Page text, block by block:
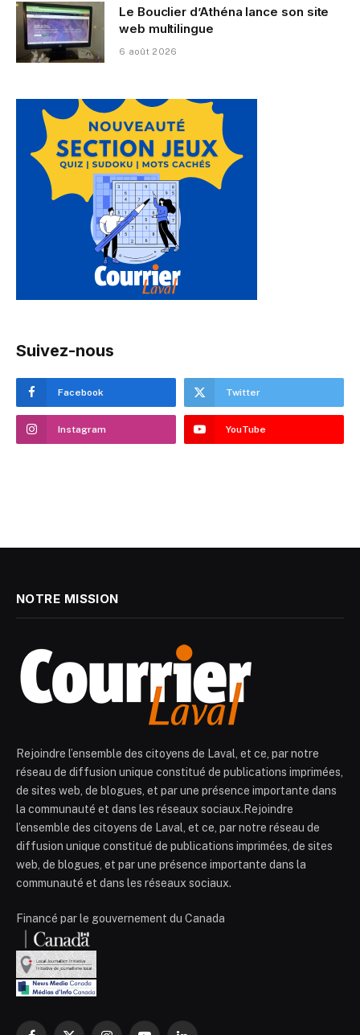
Le Bouclier d’Athéna lance son site
web multilingue
6 août 2026
Suivez-nous
Facebook Twitter
Instagram YouTube
NOTRE MISSION
Rejoindre l’ensemble des citoyens de Laval, et ce, par notre
réseau de diffusion unique constitué de publications imprimées,
de sites web, de blogues, et par une présence importante dans
la communauté et dans les réseaux sociaux.Rejoindre
l’ensemble des citoyens de Laval, et ce, par notre réseau de
diffusion unique constitué de publications imprimées, de sites
web, de blogues, et par une présence importante dans la
communauté et dans les réseaux sociaux.
Financé par le gouvernement du Canada